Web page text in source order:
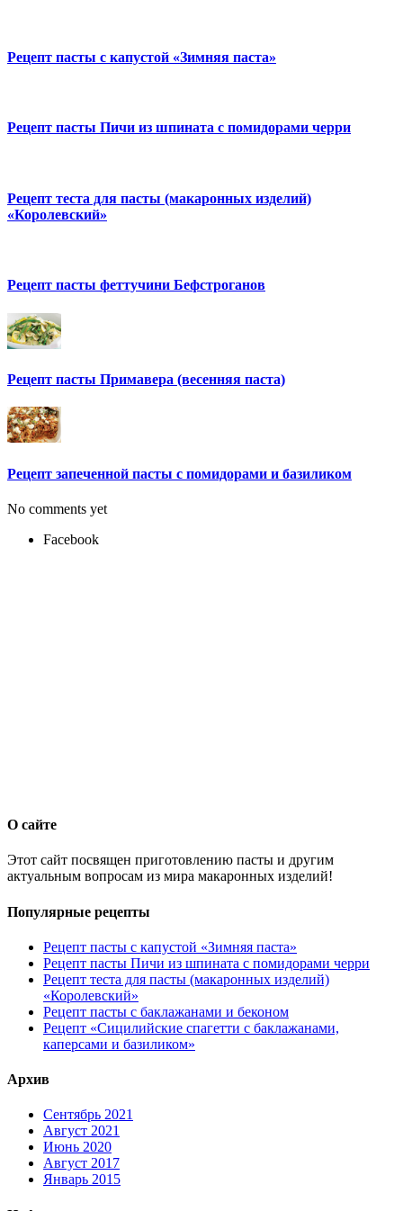
Рецепт пасты с капустой «Зимняя паста»
Рецепт пасты Пичи из шпината с помидорами черри
Рецепт теста для пасты (макаронных изделий)
«Королевский»
Рецепт пасты феттучини Бефстроганов
Рецепт пасты Примавера (весенняя паста)
Рецепт запеченной пасты с помидорами и базиликом
No comments yet
Facebook
О сайте
Этот сайт посвящен приготовлению пасты и другим
актуальным вопросам из мира макаронных изделий!
Популярные рецепты
Рецепт пасты с капустой «Зимняя паста»
Рецепт пасты Пичи из шпината с помидорами черри
Рецепт теста для пасты (макаронных изделий)
«Королевский»
Рецепт пасты с баклажанами и беконом
Рецепт «Сицилийские спагетти с баклажанами,
каперсами и базиликом»
Архив
Сентябрь 2021
Август 2021
Июнь 2020
Август 2017
Январь 2015